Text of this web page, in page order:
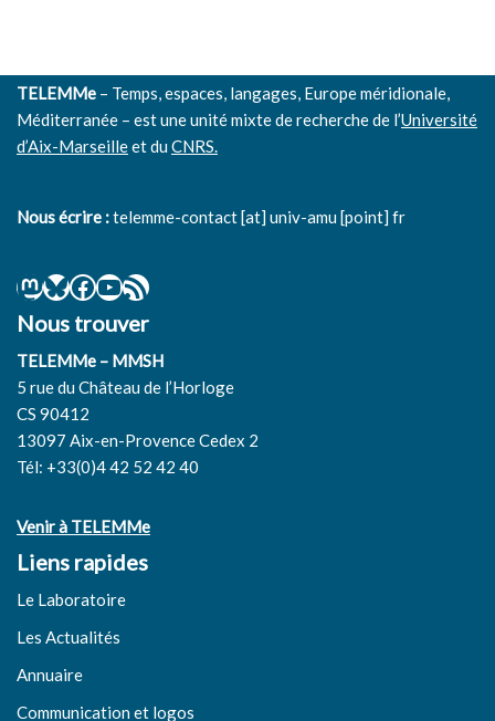
TELEMMe – Temps, espaces, langages, Europe méridionale,
Méditerranée – est une unité mixte de recherche de l’Université
d’Aix-Marseilleet duCNRS.
Nous écrire :telemme-contact [at] univ-amu [point] fr
Nous trouver
TELEMMe – MMSH
5 rue du Château de l’Horloge
CS 90412
13097 Aix-en-Provence Cedex 2
Tél: +33(0)4 42 52 42 40
Venir à TELEMMe
Liens rapides
Le Laboratoire
Les Actualités
Annuaire
Communication et logos